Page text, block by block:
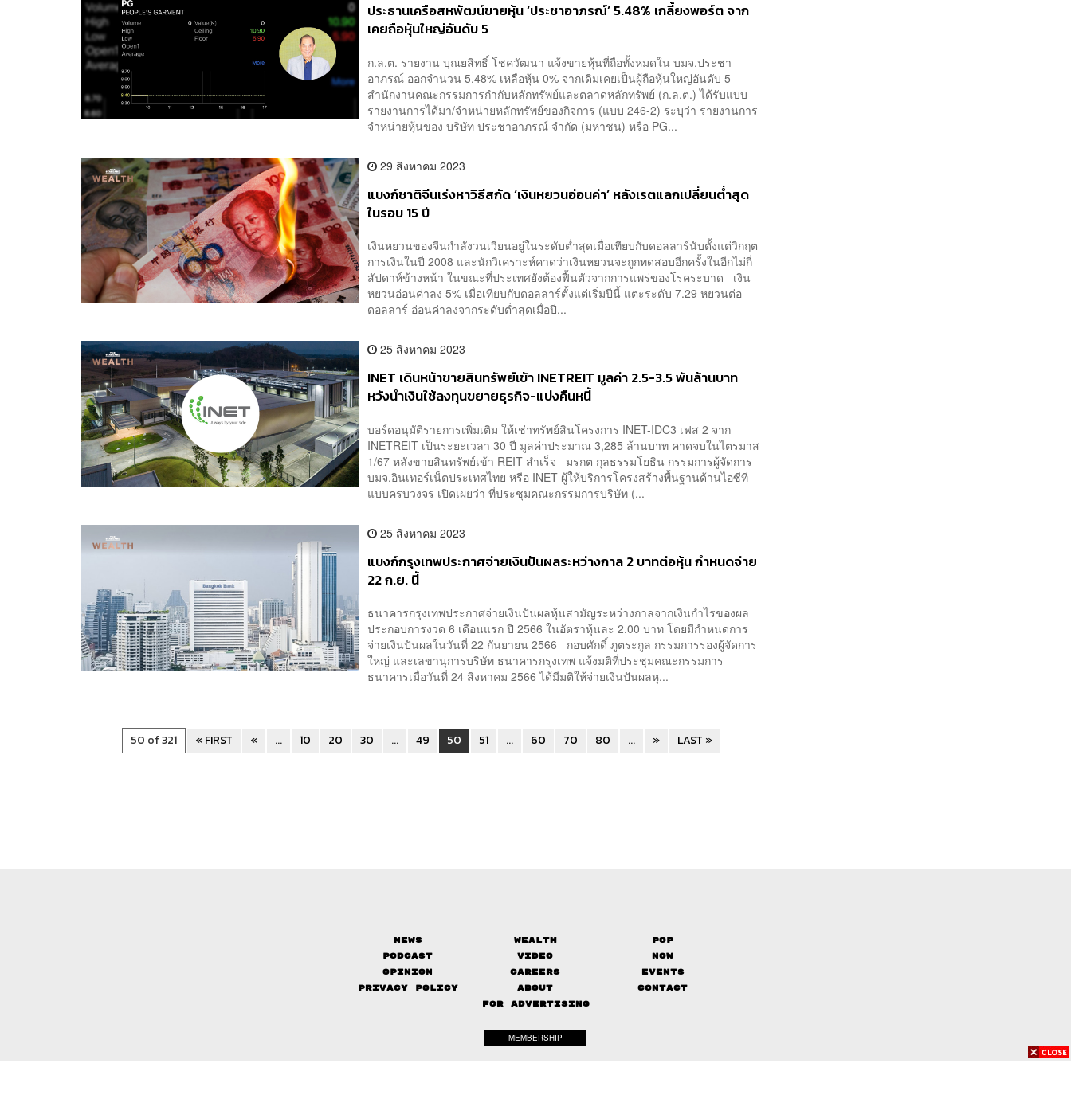
ประธานเครือสหพัฒน์ขายหุ้น ‘ประชาอาภรณ์’ 5.48% เกลี้ยงพอร์ต จาก
เคยถือหุ้นใหญ่อันดับ 5
ก.ล.ต. รายงาน บุณยสิทธิ์ โชควัฒนา แจ้งขายหุ้นที่ถือทั้งหมดใน บมจ.ประชา
อาภรณ์ ออกจำนวน 5.48% เหลือหุ้น 0% จากเดิมเคยเป็นผู้ถือหุ้นใหญ่อันดับ 5
สำนักงานคณะกรรมการกำกับหลักทรัพย์และตลาดหลักทรัพย์ (ก.ล.ต.) ได้รับแบบ
รายงานการได้มา/จำหน่ายหลักทรัพย์ของกิจการ (แบบ 246-2) ระบุว่า รายงานการ
จำหน่ายหุ้นของ บริษัท ประชาอาภรณ์ จำกัด (มหาชน) หรือ PG...
29 สิงหาคม 2023
แบงก์ชาติจีนเร่งหาวิธีสกัด ‘เงินหยวนอ่อนค่า’ หลังเรตแลกเปลี่ยนต่ำสุด
ในรอบ 15 ปี
เงินหยวนของจีนกำลังวนเวียนอยู่ในระดับต่ำสุดเมื่อเทียบกับดอลลาร์นับตั้งแต่วิกฤต
การเงินในปี 2008 และนักวิเคราะห์คาดว่าเงินหยวนจะถูกทดสอบอีกครั้งในอีกไม่กี่
สัปดาห์ข้างหน้า ในขณะที่ประเทศยังต้องฟื้นตัวจากการแพร่ของโรคระบาด เงิน
หยวนอ่อนค่าลง 5% เมื่อเทียบกับดอลลาร์ตั้งแต่เริ่มปีนี้ แตะระดับ 7.29 หยวนต่อ
ดอลลาร์ อ่อนค่าลงจากระดับต่ำสุดเมื่อปี...
25 สิงหาคม 2023
INET เดินหน้าขายสินทรัพย์เข้า INETREIT มูลค่า 2.5-3.5 พันล้านบาท
หวังนำเงินใช้ลงทุนขยายธุรกิจ-แบ่งคืนหนี้
บอร์ดอนุมัติรายการเพิ่มเติม ให้เช่าทรัพย์สินโครงการ INET-IDC3 เฟส 2 จาก
INETREIT เป็นระยะเวลา 30 ปี มูลค่าประมาณ 3,285 ล้านบาท คาดจบในไตรมาส
1/67 หลังขายสินทรัพย์เข้า REIT สำเร็จ มรกต กุลธรรมโยธิน กรรมการผู้จัดการ
บมจ.อินเทอร์เน็ตประเทศไทย หรือ INET ผู้ให้บริการโครงสร้างพื้นฐานด้านไอซีที
แบบครบวงจร เปิดเผยว่า ที่ประชุมคณะกรรมการบริษัท (...
25 สิงหาคม 2023
แบงก์กรุงเทพประกาศจ่ายเงินปันผลระหว่างกาล 2 บาทต่อหุ้น กำหนดจ่าย
22 ก.ย. นี้
ธนาคารกรุงเทพประกาศจ่ายเงินปันผลหุ้นสามัญระหว่างกาลจากเงินกำไรของผล
ประกอบการงวด 6 เดือนแรก ปี 2566 ในอัตราหุ้นละ 2.00 บาท โดยมีกำหนดการ
จ่ายเงินปันผลในวันที่ 22 กันยายน 2566 กอบศักดิ์ ภูตระกูล กรรมการรองผู้จัดการ
ใหญ่ และเลขานุการบริษัท ธนาคารกรุงเทพ แจ้งมติที่ประชุมคณะกรรมการ
ธนาคารเมื่อวันที่ 24 สิงหาคม 2566 ได้มีมติให้จ่ายเงินปันผลหุ...
50 of 321 « FIRST « ... 10 20 30 ... 49 50 51 ... 60 70 80 ... » LAST »
News Wealth
Pop
Podcast
Video
Now
Opinion
Careers
Events
Privacy Policy
About
Contact
FOR ADVERTISING
MEMBERSHIP